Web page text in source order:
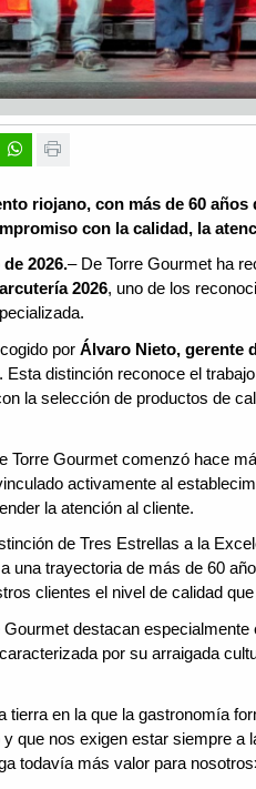
Facebook
por Twitterpor Linkedin
Compartir por whatsapp
riojano, con más de 60
con la calidad, la
2026.– De Torre Gourmet ha
2026, uno de los
por Álvaro Nieto, gerente
Esta distinción reconoce el
la selección de productos de
Torre Gourmet comenzó hace
activamente al
la atención al cliente.
de Tres Estrellas a la
una trayectoria de más de 60
clientes el nivel de calidad
Gourmet destacan
por su arraigada
tierra en la que la gastronomía
y que nos exigen estar siempre
todavía más valor para